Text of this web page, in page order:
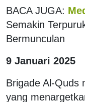
BACA JUGA:
Semakin
Bermunculan
9 Januari 2025
Brigade Al-Quds
yang